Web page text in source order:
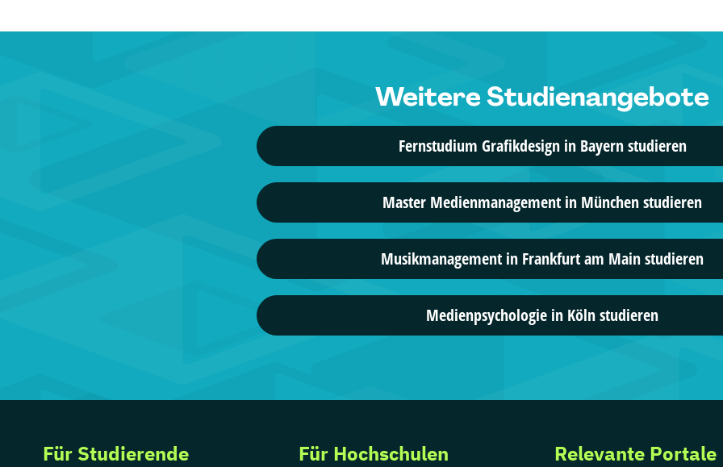
IU Duales
2
AKAD
Weitere Studienangebote
Fernstudium Grafikdesign in Bayern studieren
Master Medienmanagement in München studieren
Musikmanagement in Frankfurt am Main studieren
Medienpsychologie in Köln studieren
Für Studierende Für Hochschulen Relevante Portale